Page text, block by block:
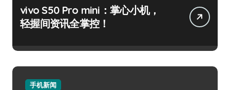
vivo S50 Pro mini：掌心小机，
轻握间资讯全掌控！
手机新闻